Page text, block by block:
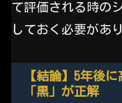
て評価される時の
しておく必要があ
【結論】5年後
「黒」が正解